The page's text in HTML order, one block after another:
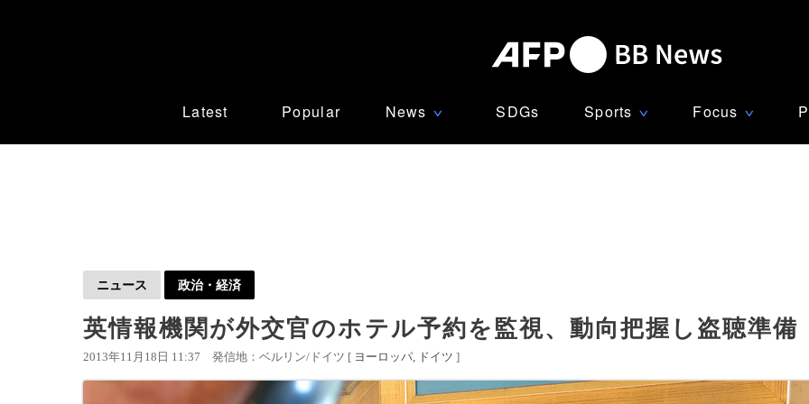
Latest Popular News ∨ SDGs Sports ∨ Focus ∨
ニュース 政治・経済
英情報機関が外交官のホテル予約を監視、動向把握し盗聴準備
2013年11月18日 11:37 発信地：ベルリン/ドイツ [ ヨーロッパ ドイツ ]